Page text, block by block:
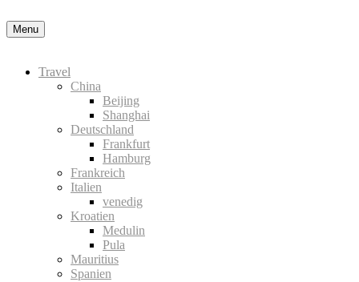
Menu
Travel
China
Beijing
Shanghai
Deutschland
Frankfurt
Hamburg
Frankreich
Italien
venedig
Kroatien
Medulin
Pula
Mauritius
Spanien
Nähere Information zu den Cookies in der Datenschutzerklärung